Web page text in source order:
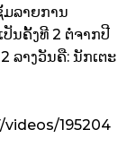
ມລາຍການ
ນຄັ້ງທີ 2 ຕໍ່ຈາກປີ
ລາງວັນຄື: ນັກເຕະ
195204